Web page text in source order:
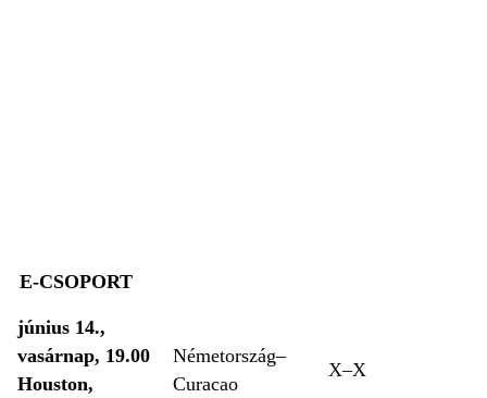
június 14.,
vasárnap, 19.00
Houston,
Németország–
Curacao
X–X
E-CSOPORT